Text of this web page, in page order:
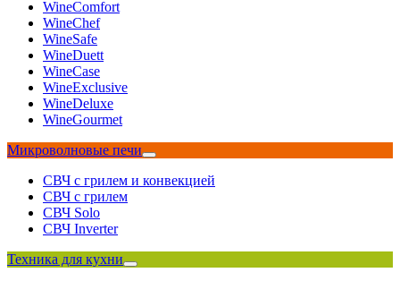
WineComfort
WineChef
WineSafe
WineDuett
WineCase
WineExclusive
WineDeluxe
WineGourmet
Микроволновые печи
СВЧ с грилем и конвекцией
СВЧ с грилем
СВЧ Solo
СВЧ Inverter
Техника для кухни